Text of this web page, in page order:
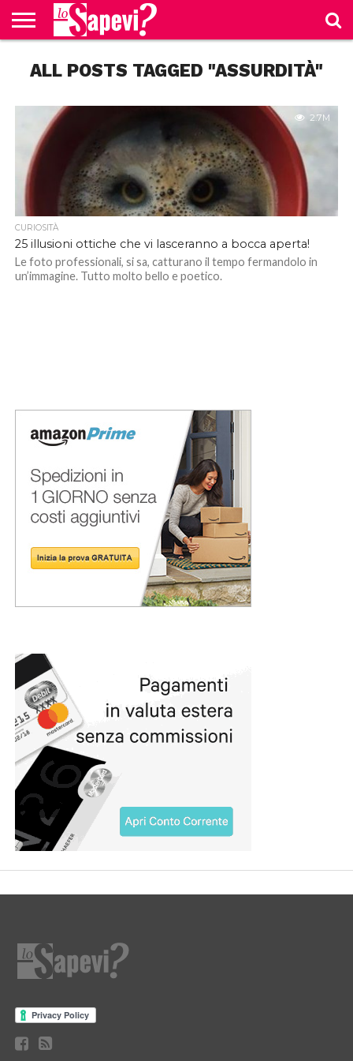
BENESSERE
GOSSIP
PRODOTTI
AMAZON
NEWS
CASA E
CUCINA
ALL POSTS TAGGED "ASSURDITÀ"
2.7M
CURIOSITÀ
25 illusioni ottiche che vi lasceranno a bocca aperta!
Le foto professionali, si sa, catturano il tempo fermandolo in
un’immagine. Tutto molto bello e poetico.